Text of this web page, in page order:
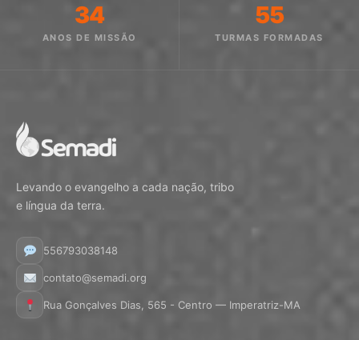
34
ANOS DE MISSÃO
55
TURMAS FORMADAS
Levando o evangelho a cada nação, tribo
e língua da terra.
556793038148
contato@semadi.org
Rua Gonçalves Dias, 565 - Centro — Imperatriz-MA